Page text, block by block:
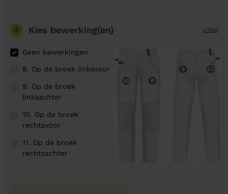
3 Kies bewerking(en) uitleg
Geen bewerkingen
8. Op de broek linksvoor
9. Op de broek
linksachter
10. Op de broek
rechtsvoor
11. Op de broek
rechtsachter